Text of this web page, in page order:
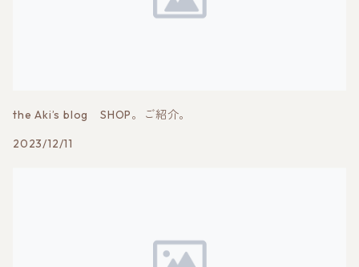
the Aki’s blog SHOP。ご紹介。
2023/12/11